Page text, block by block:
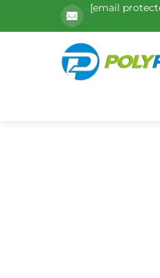
[email